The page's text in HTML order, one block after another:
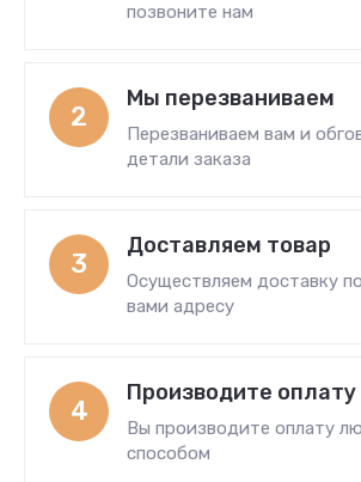
позвоните нам
2
Мы перезваниваем
Перезваниваем вам и
детали заказа
3
Доставляем товар
Осуществляем доставку
вами адресу
4
Производите оплату
Вы производите оплату
способом